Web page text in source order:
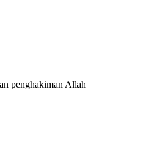
penghakiman Allah